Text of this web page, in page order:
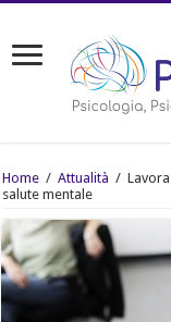
Home / Attualità /
salute mentale